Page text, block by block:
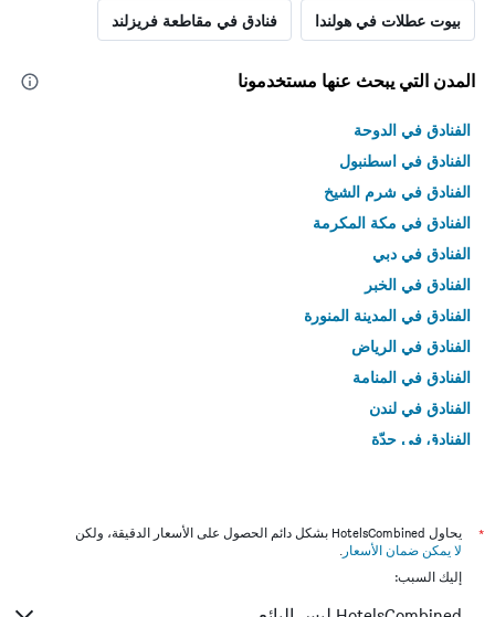
بيوت عطلات في هولندا فنادق في مقاطعة فريزلند
المدن التي يبحث عنها مستخدمونا
الفنادق في الدوحة
الفنادق في اسطنبول
الفنادق في شرم الشيخ
الفنادق في مكة المكرمة
الفنادق في دبي
الفنادق في الخبر
الفنادق في المدينة المنورة
الفنادق في الرياض
الفنادق في المنامة
الفنادق في لندن
الفنادق في جدّة
*
يحاول HotelsCombined بشكل دائم الحصول على الأسعار الدقيقة، ولكن
لا يمكن ضمان الأسعار .
إليك السبب: